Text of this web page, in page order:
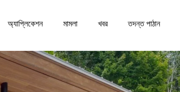
অ্যাপ্লিকেশন মামলা খবর তদন্ত পাঠান